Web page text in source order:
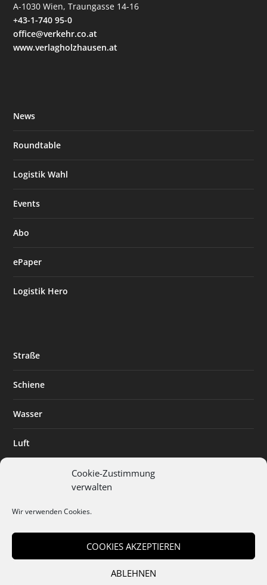
Cookie-Zustimmung
verwalten
Wir verwenden Cookies.
COOKIES AKZEPTIEREN
ABLEHNEN
A-1030 Wien, Traungasse 14-16
+43-1-740 95-0
office@verkehr.co.at
www.verlagholzhausen.at
News
Roundtable
Logistik Wahl
Events
Abo
ePaper
Logistik Hero
Straße
Schiene
Wasser
Luft
Digitalisierung